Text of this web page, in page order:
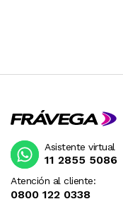
Atención al cliente:
0800 122 0338
Asistente virtual
11 2855 5086